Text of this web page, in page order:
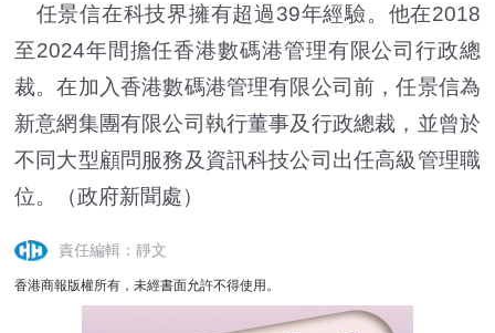
任景信在科技界擁有超過39年經驗。他在2018
至2024年間擔任香港數碼港管理有限公司行政總
裁。在加入香港數碼港管理有限公司前，任景信為
新意網集團有限公司執行董事及行政總裁，並曾於
不同大型顧問服務及資訊科技公司出任高級管理職
位。（政府新聞處）
責任編輯：靜文
香港商報版權所有，未經書面允許不得使用。